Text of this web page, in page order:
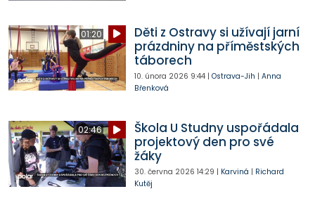
01:20
Děti z Ostravy si užívají jarní
prázdniny na příměstských
táborech
10. února 2026 9:44| Ostrava-Jih | Anna
Břenková
02:46
Škola U Studny uspořádala
projektový den pro své
žáky
30. června 2026 14:29 | Karviná | Richard
Kutěj